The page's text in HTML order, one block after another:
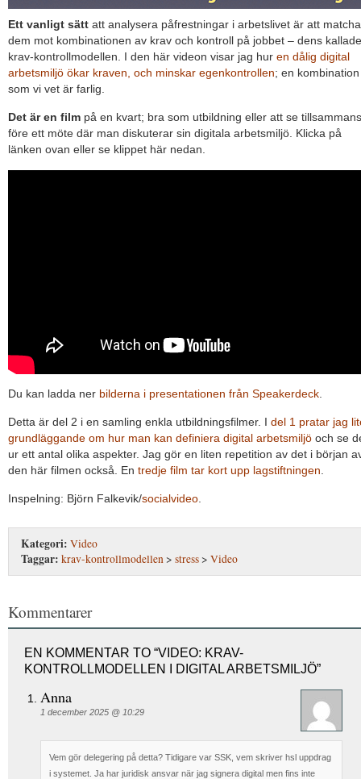
Ett vanligt sätt att analysera påfrestningar i arbetslivet är att matcha
dem mot kombinationen av krav och kontroll på jobbet – dens kallade
krav-kontrollmodellen. I den här videon visar jag hur en dålig digital
arbetsmiljö ökar kraven, och minskar egenkontrollen; en kombination
som vi vet är farlig.
Det är en film på en kvart; bra som utbildning eller att se tillsammans
före ett möte där man diskuterar sin digitala arbetsmiljö. Klicka på
länken ovan eller se klippet här nedan.
Du kan ladda ner bilderna i presentationen från Speakerdeck
Detta är del 2 i en samling enkla utbildningsfilmer. I del 1 pratar jag
grundläggande om hur man kan definiera digital arbetsmiljö och se
ur ett antal olika aspekter. Jag gör en liten repetition av det i början
den här filmen också. En tredje film tar kort upp lagstiftningen
Inspelning: Björn Falkevik/socialvideo
Kategori: Video
Taggar: krav-kontrollmodellen > stress > Video
Kommentarer
EN KOMMENTAR TO “VIDEO: KRAV-
KONTROLLMODELLEN I DIGITAL ARBETSMILJÖ”
Anna
1 december 2025 @ 10:29
Vem gör delegering på detta? Tidigare var SSK, vem skriver hsl uppdrag
i systemet. Ja har juridisk ansvar när jag signera digital men fins inte